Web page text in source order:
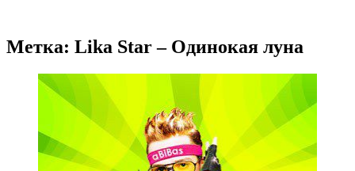
Метка: Lika Star – Одинокая луна